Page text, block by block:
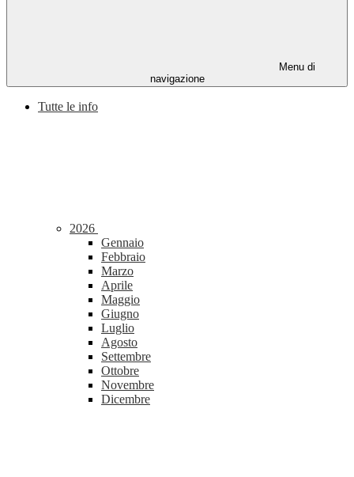
Menu di
navigazione
Tutte le info
2026
Gennaio
Febbraio
Marzo
Aprile
Maggio
Giugno
Luglio
Agosto
Settembre
Ottobre
Novembre
Dicembre